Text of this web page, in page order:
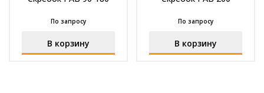
По запросу
В корзину
По запросу
В корзину